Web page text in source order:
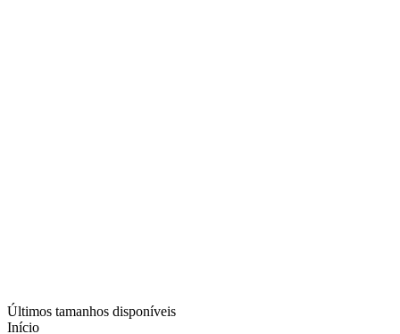
Últimos tamanhos disponíveis
Início